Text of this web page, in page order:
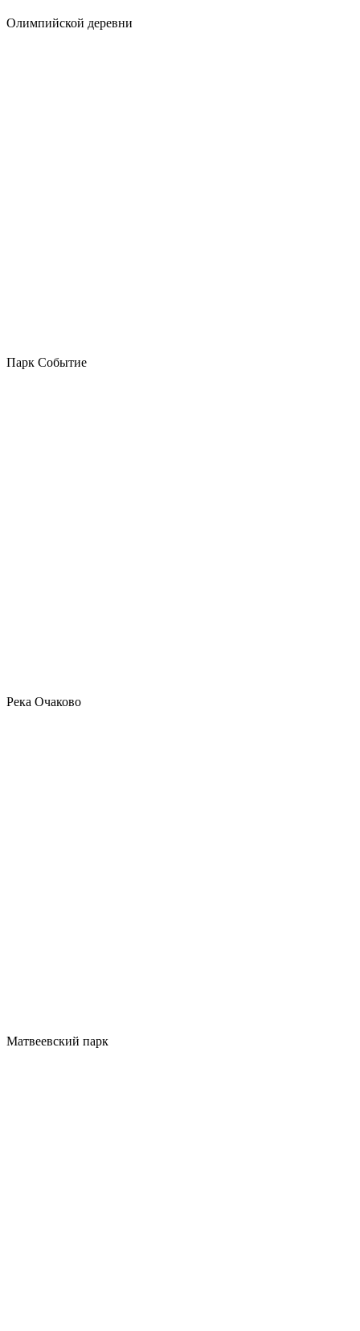
Олимпийской деревни
Парк Событие
Река Очаково
Матвеевский парк